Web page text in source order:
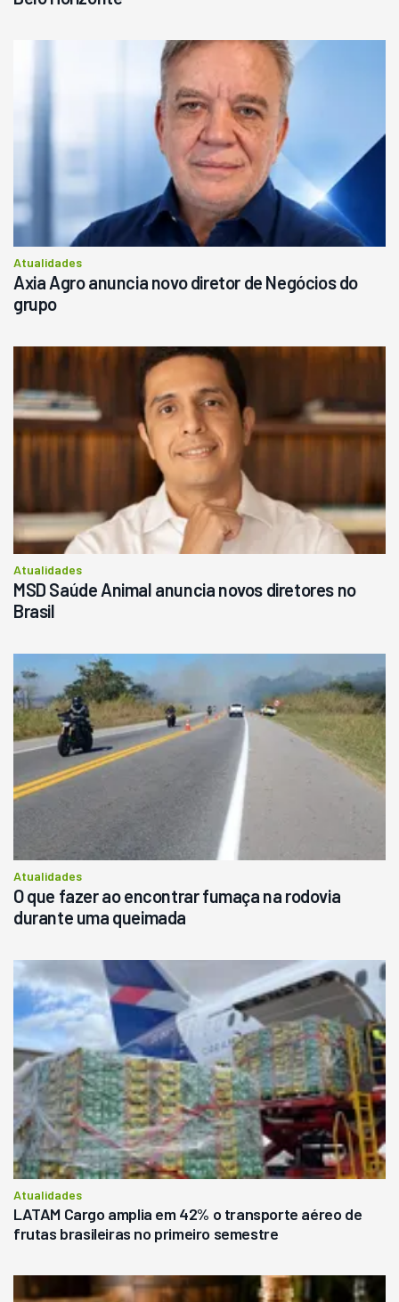
Atualidades
Axia Agro anuncia novo diretor de Negócios do
grupo
Atualidades
MSD Saúde Animal anuncia novos diretores no
Brasil
Atualidades
O que fazer ao encontrar fumaça na rodovia
durante uma queimada
Atualidades
LATAM Cargo amplia em 42% o transporte aéreo de
frutas brasileiras no primeiro semestre